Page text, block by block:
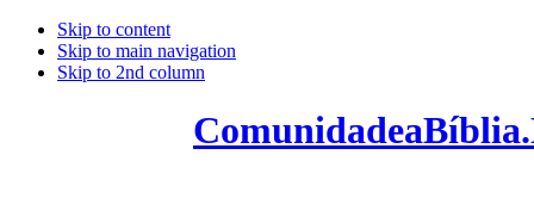
Skip to content
Skip to main navigation
Skip to 2nd column